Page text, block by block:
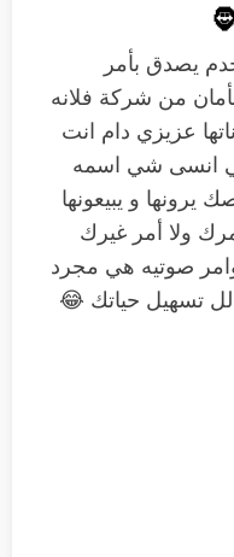
يصدق بأمر
من شركة فلانه
عزيزي دام انت
انسى شي اسمه
و يبيعونها
ولا أمر غيرك
صوتيه هي مجرد
تسهيل حياتك 😂